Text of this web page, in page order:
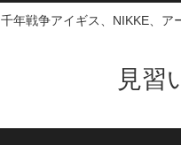
千年戦争アイギス、NIKKE、ア
見習